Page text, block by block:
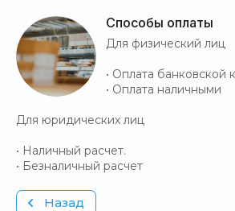
Способы оплаты
Для физический лиц
• Оплата банковской
• Оплата наличными
Для юридических лиц
• Наличный расчет.
• Безналичный расчет
Назад